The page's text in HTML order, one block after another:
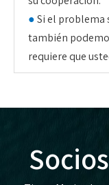
●Si el problema
también
requiere que